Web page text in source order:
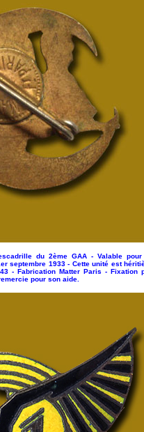
du 2ème GAA - Valable
septembre 1933 - Cette unité est
- Fabrication Matter Paris - Fixation
pour son aide.